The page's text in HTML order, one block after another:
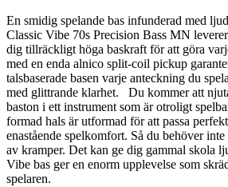
En smidig spelande bas infunderad med
Classic Vibe 70s Precision Bass MN
dig tillräckligt höga baskraft för att göra
med en enda alnico split-coil pickup
talsbaserade basen varje anteckning du
med glittrande klarhet. Du kommer att
baston i ett instrument som är otroligt
formad hals är utformad för att passa
enastående spelkomfort. Så du behöver
av kramper. Det kan ge dig gammal skola
Vibe bas ger en enorm upplevelse som
spelaren.